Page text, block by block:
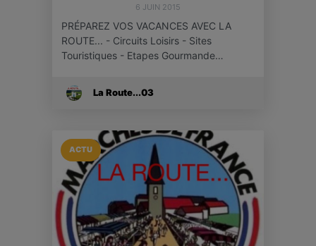
6 JUIN 2015
PRÉPAREZ VOS VACANCES AVEC LA
ROUTE... - Circuits Loisirs - Sites
Touristiques - Etapes Gourmande…
La Route...03
ACTU